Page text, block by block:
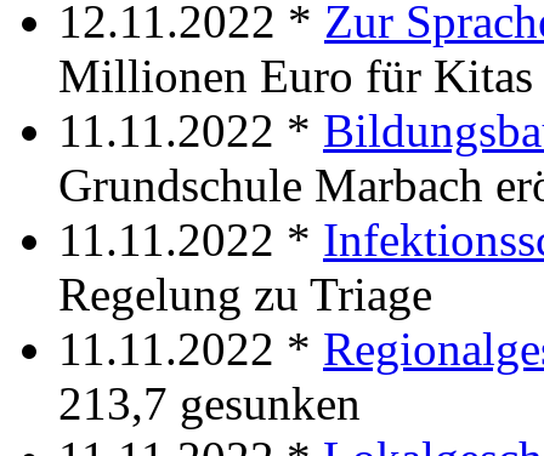
12.11.2022 * Zur
Millionen Euro für Kitas
11.11.2022 *
Grundschule Marbach
11.11.2022 *
Regelung zu Triage
11.11.2022 *
213,7 gesunken